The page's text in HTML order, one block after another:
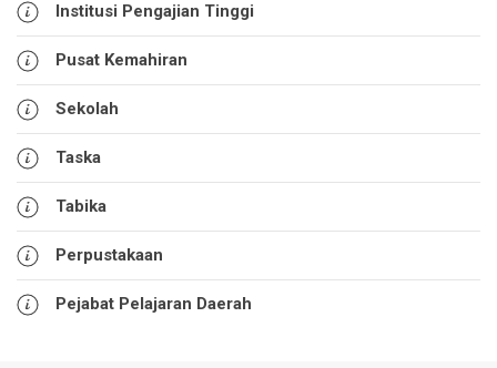
Institusi Pengajian Tinggi
Pusat Kemahiran
Sekolah
Taska
Tabika
Perpustakaan
Pejabat Pelajaran Daerah